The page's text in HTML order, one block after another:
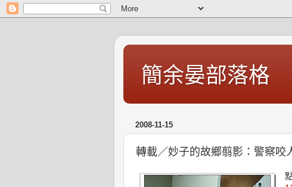
簡余晏部落格
2008-11-15
轉載／妙子的故鄉翦影：警察咬